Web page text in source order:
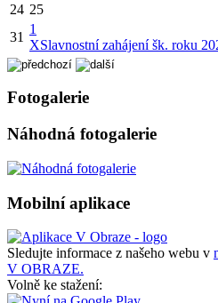
24 25
31
1
XSlavnostní zahájení šk. roku
Fotogalerie
Náhodná fotogalerie
Mobilní aplikace
Sledujte informace z našeho webu v
V OBRAZE.
Volně ke stažení: